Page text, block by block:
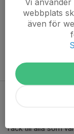
Det går bra att
Ni behöver inte
Hopp&lek2
Glad
Tack till alla som
webbplats
även för